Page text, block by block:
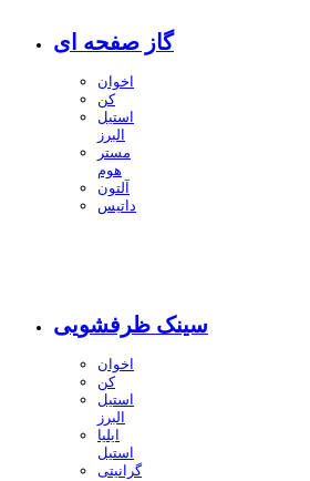
گاز صفحه ای
اخوان
کن
استیل
البرز
مستر
هوم
آلتون
داتیس
سینک ظرفشویی
اخوان
کن
استیل
البرز
ایلیا
استیل
گرانیتی